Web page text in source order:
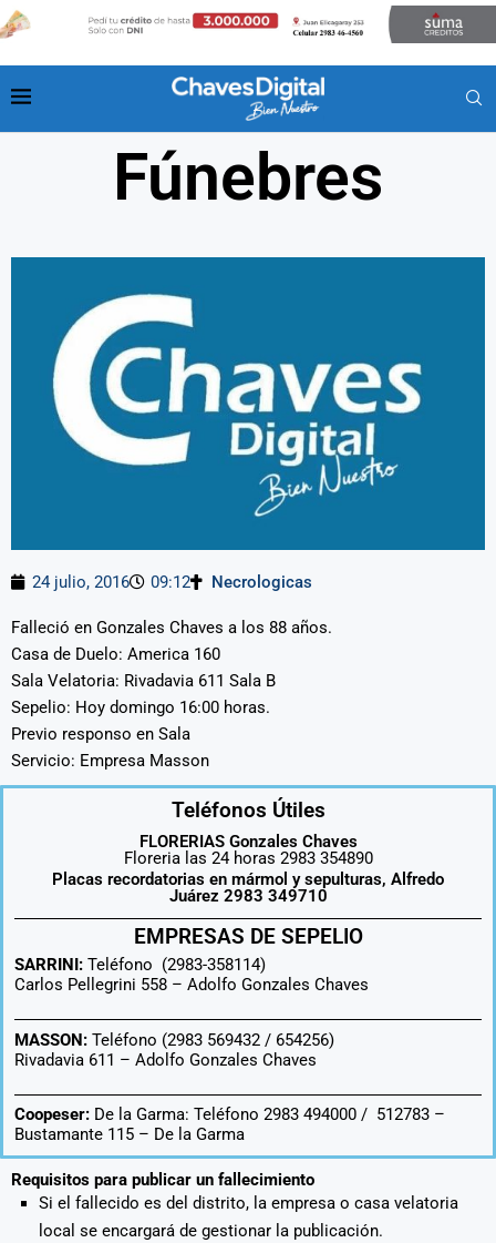
Fúnebres
24 julio, 2016 09:12 Necrologicas
Falleció en Gonzales Chaves a los 88 años.
Casa de Duelo: America 160
Sala Velatoria: Rivadavia 611 Sala B
Sepelio: Hoy domingo 16:00 horas.
Previo responso en Sala
Servicio: Empresa Masson
Teléfonos Útiles
FLORERIAS Gonzales Chaves
Floreria las 24 horas 2983 354890
Placas recordatorias en mármol y sepulturas, Alfredo
Juárez 2983 349710
EMPRESAS DE SEPELIO
SARRINI: Teléfono (2983-358114)
Carlos Pellegrini 558 – Adolfo Gonzales Chaves
MASSON: Teléfono (2983 569432 / 654256)
Rivadavia 611 – Adolfo Gonzales Chaves
Coopeser: De la Garma: Teléfono 2983 494000 / 512783 –
Bustamante 115 – De la Garma
Requisitos para publicar un fallecimiento
Si el fallecido es del distrito, la empresa o casa velatoria
local se encargará de gestionar la publicación.